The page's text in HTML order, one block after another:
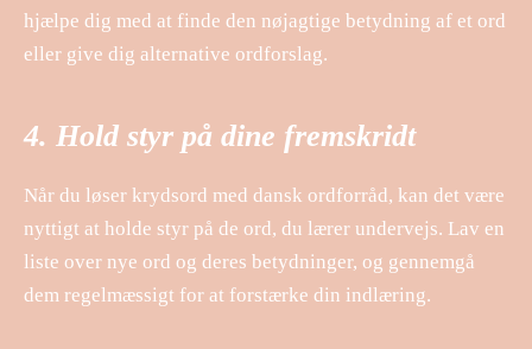
hjælpe dig med at finde den nøjagtige betydning af et ord
eller give dig alternative ordforslag.
4. Hold styr på dine fremskridt
Når du løser krydsord med dansk ordforråd, kan det være
nyttigt at holde styr på de ord, du lærer undervejs. Lav en
liste over nye ord og deres betydninger, og gennemgå
dem regelmæssigt for at forstærke din indlæring.